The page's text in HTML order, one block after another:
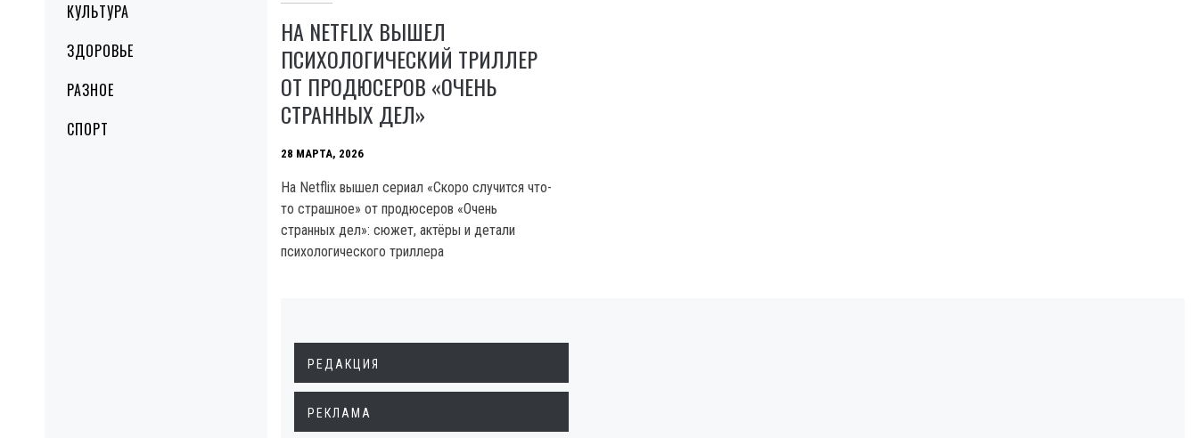
КУЛЬТУРА
ЗДОРОВЬЕ
РАЗНОЕ
СПОРТ
НА NETFLIX ВЫШЕЛ
ПСИХОЛОГИЧЕСКИЙ ТРИЛЛЕР
ОТ ПРОДЮСЕРОВ «ОЧЕНЬ
СТРАННЫХ ДЕЛ»
28 МАРТА, 2026
На Netflix вышел сериал «Скоро случится что-
то страшное» от продюсеров «Очень
странных дел»: сюжет, актёры и детали
психологического триллера
РЕДАКЦИЯ
РЕКЛАМА